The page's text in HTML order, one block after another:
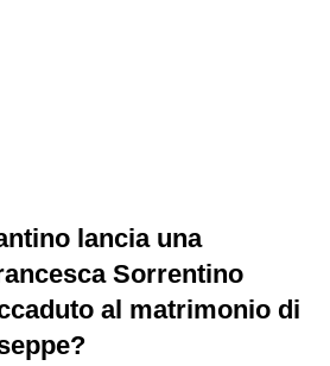
lancia una
Sorrentino
al matrimonio di